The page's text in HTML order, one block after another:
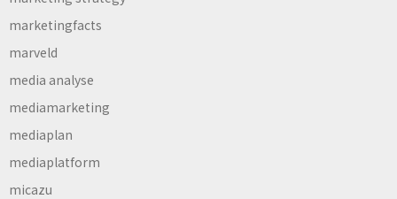
marketingfacts
marveld
media analyse
mediamarketing
mediaplan
mediaplatform
micazu